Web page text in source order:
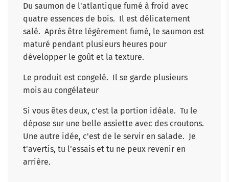
.
Du saumon de l'atlantique fumé à froid avec
quatre essences de bois. Il est délicatement
salé. Après être légèrement fumé, le saumon est
maturé pendant plusieurs heures pour
développer le goût et la texture.
Le produit est congelé. Il se garde plusieurs
mois au congélateur
Si vous êtes deux, c'est la portion idéale. Tu le
dépose sur une belle assiette avec des croutons.
Une autre idée, c'est de le servir en salade. Je
t'avertis, tu l'essais et tu ne peux revenir en
arrière.